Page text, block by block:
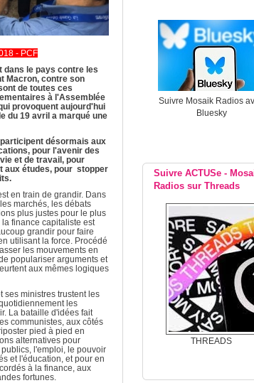
Suivre Mosaik Radios
Bluesky
Suivre ACTUSe -
Radios sur Threads
THREADS
- PCF
dans le pays contre les
Macron, contre son
de toutes ces
à l'Assemblée
provoquent aujourd'hui
du 19 avril a marqué une
désormais aux
pour l'avenir des
et de travail, pour
aux études, pour stopper
en train de grandir. Dans
marchés, les débats
plus justes pour le plus
finance capitaliste est
grandir pour faire
utilisant la force. Procédé
les mouvements en
populariser arguments et
aux mêmes logiques
ses ministres trustent les
les
La bataille d'idées fait
communistes, aux côtés
pied à pied en
alternatives pour
l'emploi, le pouvoir
et l'éducation, et pour en
à la finance, aux
fortunes.